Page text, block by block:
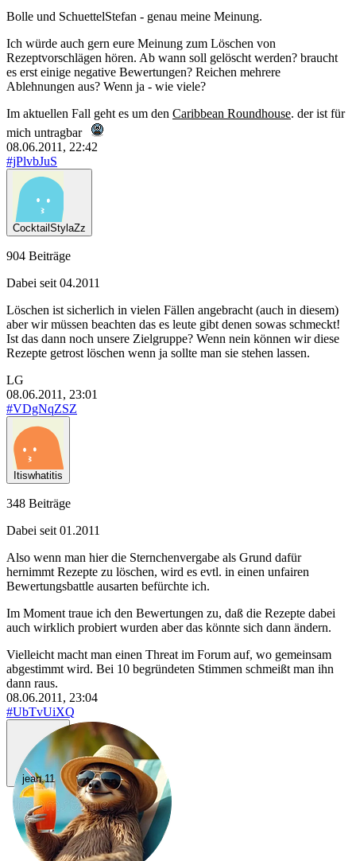
Bolle und SchuettelStefan - genau meine Meinung.
Ich würde auch gern eure Meinung zum Löschen von
Rezeptvorschlägen hören. Ab wann soll gelöscht werden? braucht
es erst einige negative Bewertungen? Reichen mehrere
Ablehnungen aus? Wenn ja - wie viele?
Im aktuellen Fall geht es um den Caribbean Roundhouse. der ist für
mich untragbar
08.06.2011, 22:42
#jPlvbJuS
CocktailStylaZz
904 Beiträge
Dabei seit 04.2011
Löschen ist sicherlich in vielen Fällen angebracht (auch in diesem)
aber wir müssen beachten das es leute gibt denen sowas schmeckt!
Ist das dann noch unsere Zielgruppe? Wenn nein können wir diese
Rezepte getrost löschen wenn ja sollte man sie stehen lassen.
LG
08.06.2011, 23:01
#VDgNqZSZ
Itiswhatitis
348 Beiträge
Dabei seit 01.2011
Also wenn man hier die Sternchenvergabe als Grund dafür
hernimmt Rezepte zu löschen, wird es evtl. in einen unfairen
Bewertungsbattle ausarten befürchte ich.
Im Moment traue ich den Bewertungen zu, daß die Rezepte dabei
auch wirklich probiert wurden aber das könnte sich dann ändern.
Vielleicht macht man einen Threat im Forum auf, wo gemeinsam
abgestimmt wird. Bei 10 begründeten Stimmen schmeißt man ihn
dann raus.
08.06.2011, 23:04
#UbTvUiXQ
jean.11